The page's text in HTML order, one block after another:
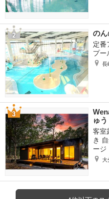
の
定番
プー
長
ゅう
客室
き
ージ
大